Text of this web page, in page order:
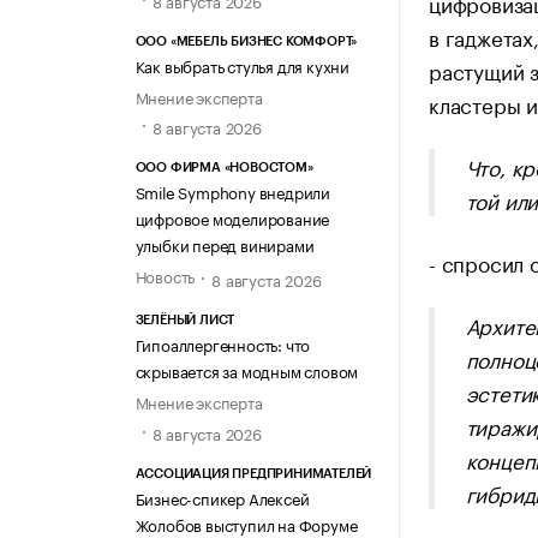
ООО «МЕБЕЛЬ БИЗНЕС КОМФОРТ»
Как выбрать стулья для кухни
Мнение эксперта
8 августа 2026
ООО ФИРМА «НОВОСТОМ»
Smile Symphony внедрили
цифровое моделирование
улыбки перед винирами
Новость
8 августа 2026
ЗЕЛЁНЫЙ ЛИСТ
Гипоаллергенность: что
скрывается за модным словом
Мнение эксперта
8 августа 2026
АССОЦИАЦИЯ ПРЕДПРИНИМАТЕЛЕЙ
Бизнес-спикер Алексей
Жолобов выступил на Форуме
в
растущий
кластеры
Что,
той
- спросил